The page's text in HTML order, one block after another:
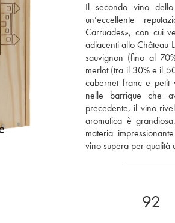
Il secondo vino dello
un’eccellente
Carruades», con cui
adiacenti allo Château
sauvignon (fino al
merlot (tra il 30% e il
cabernet franc e petit
nelle barrique che
precedente, il vino
aromatica è
materia
vino supera per qualità
92